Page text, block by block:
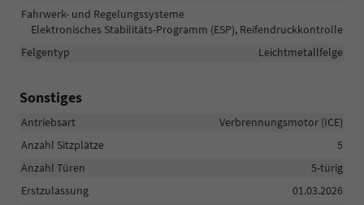
Fahrwerk- und Regelungssysteme
Elektronisches Stabilitäts-Programm (ESP), Reifendruckkontrolle
Felgentyp
Leichtmetallfelge
Sonstiges
Antriebsart
Verbrennungsmotor (ICE)
Anzahl Sitzplätze
5
Anzahl Türen
5-türig
Erstzulassung
01.03.2026